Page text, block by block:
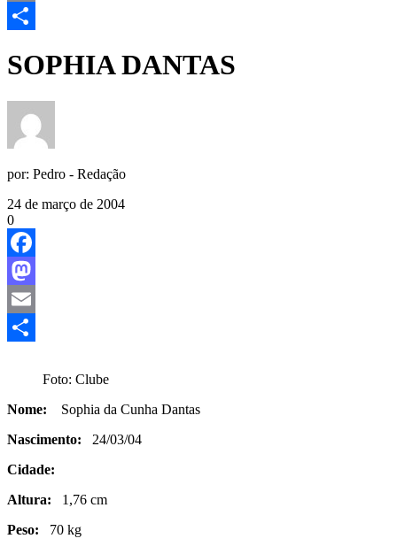
Email
SOPHIA DANTAS
por: Pedro - Redação
24 de março de 2004
0
Facebook
Mastodon
Email
Foto: Clube
Nome: Sophia da Cunha Dantas
Nascimento: 24/03/04
Cidade:
Altura: 1,76 cm
Peso: 70 kg